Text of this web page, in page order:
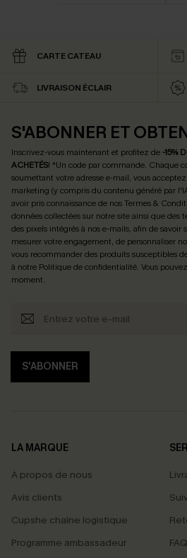
CARTE CATEAU
LIVRAISON ÉCLAIR
S'ABONNER ET
Inscrivez-vous maintenant et profitez de -15%
ACHETÉS! *Un code par commande. Chaque
soumettant votre adresse e-mail, vous
marketing (y compris du contenu généré par
avoir pris connaissance de nosTermes &
données collectées sur notre site ainsi que des
des pixels intégrés à nos e-mails, afin de savoir
mesurer votre engagement, de personnaliser
vous recommander des produits susceptibles
à notre Politique de confidentialité. Vous
moment.
S'ABONNER
LA MARQUE
À propos de nous
Avis clients
Cupshe chaîne logistique
Programme ambassadeur
FAQ